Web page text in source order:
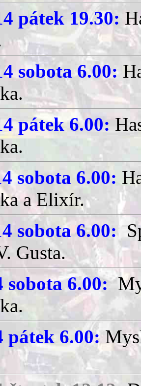
pátek 19.30:
sobota 6.00:
pátek 6.00:
sobota 6.00:
a Elixír.
sobota 6.00:
Gusta.
sobota 6.00:
pátek 6.00: